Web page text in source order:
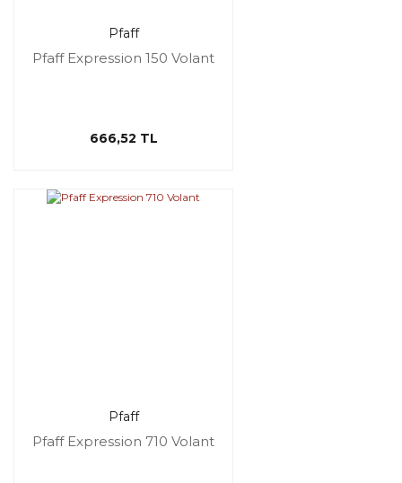
Pfaff
Pfaff Expression 150 Volant
666,52 TL
Pfaff
Pfaff Expression 710 Volant